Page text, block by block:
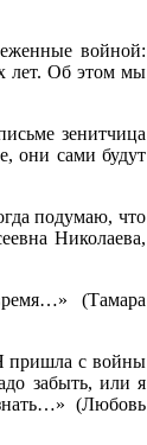
войной:
лет. Об этом мы
зенитчица
они сами будут
подумаю, что
Николаева,
(Тамара
пришла с войны
забыть, или я
(Любовь